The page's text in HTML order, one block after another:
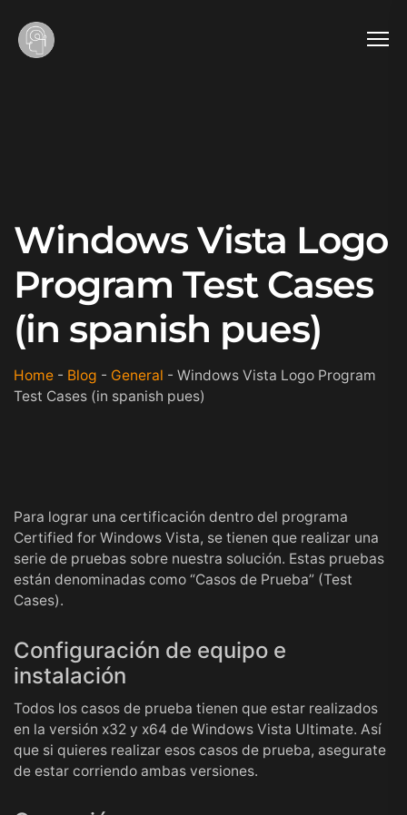
Windows Vista Logo
Program Test Cases
(in spanish pues)
Home - Blog - General - Windows Vista Logo Program
Test Cases (in spanish pues)
Para lograr una certificación dentro del programa
Certified for Windows Vista, se tienen que realizar una
serie de pruebas sobre nuestra solución. Estas pruebas
están denominadas como “Casos de Prueba” (Test
Cases).
Configuración de equipo e
instalación
Todos los casos de prueba tienen que estar realizados
en la versión x32 y x64 de Windows Vista Ultimate. Así
que si quieres realizar esos casos de prueba, asegurate
de estar corriendo ambas versiones.